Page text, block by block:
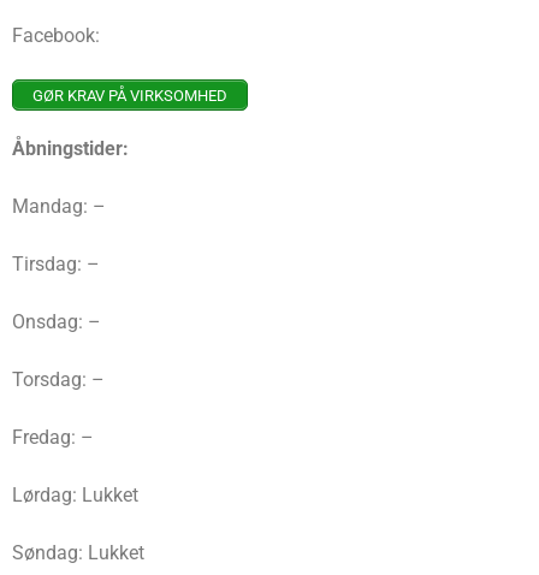
Facebook:
GØR KRAV PÅ VIRKSOMHED
Åbningstider:
Mandag: –
Tirsdag: –
Onsdag: –
Torsdag: –
Fredag: –
Lørdag: Lukket
Søndag: Lukket